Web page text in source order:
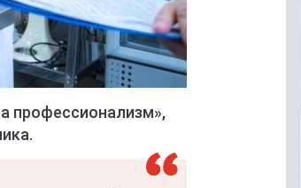
профессионализм»,